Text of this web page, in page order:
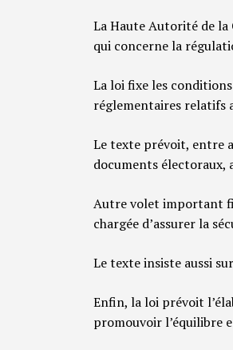
La Haute Autorité de
qui concerne la
La loi fixe les
réglementaires relatifs
Le texte prévoit, entre
documents électoraux,
Autre volet important
chargée d’assurer la
Le texte insiste aussi
Enfin, la loi prévoit
promouvoir l’équilibre